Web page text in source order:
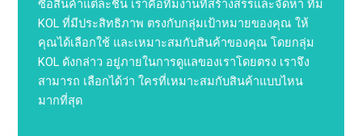
ซื้อสินค้าแต่ละชิ้น เราคือทีมงานที่สร้างสรรและจัดหา ทีม
KOL ที่มีประสิทธิภาพ ตรงกับกลุ่มเป้าหมายของคุณ ให้
คุณได้เลือกใช้ และเหมาะสมกับสินค้าของคุณ โดยกลุ่ม
KOL ดังกล่าว อยู่ภายในการดูแลของเราโดยตรง เราจึง
สามารถ เลือกได้ว่า ใครที่เหมาะสมกับสินค้าแบบไหน
มากที่สุด